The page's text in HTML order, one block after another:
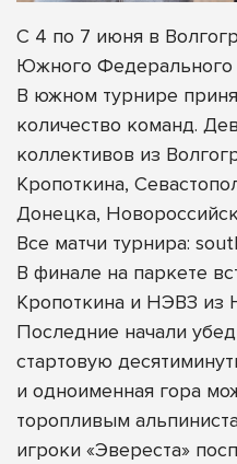
С 4 по 7 июня в
Южного
В южном турнире
количество команд.
коллективов из
Кропоткина,
Донецка,
Все матчи турнира:
В финале на паркете
Кропоткина и НЭВЗ из
Последние начали
стартовую
и одноименная гора
торопливым
игроки «Эвереста»